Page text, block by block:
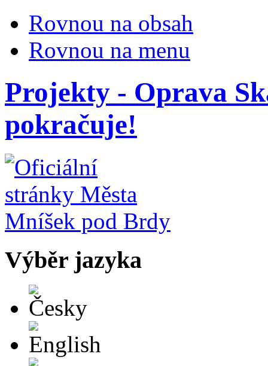
Rovnou na obsah
Rovnou na menu
Projekty - Oprava
pokračuje!
Výběr jazyka